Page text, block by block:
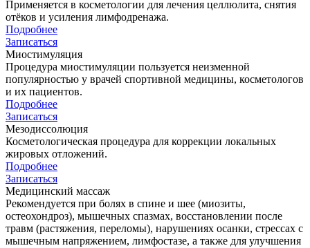
Применяется в косметологии для лечения целлюлита, снятия
отёков и усиления лимфодренажа.
Подробнее
Записаться
Миостимуляция
Процедура миостимуляции пользуется неизменной
популярностью у врачей спортивной медицины, косметологов
и их пациентов.
Подробнее
Записаться
Мезодиссолюция
Косметологическая процедура для коррекции локальных
жировых отложений.
Подробнее
Записаться
Медицинский массаж
Рекомендуется при болях в спине и шее (миозиты,
остеохондроз), мышечных спазмах, восстановлении после
травм (растяжения, переломы), нарушениях осанки, стрессах с
мышечным напряжением, лимфостазе, а также для улучшения